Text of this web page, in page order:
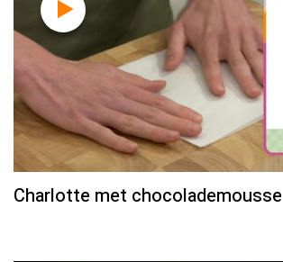
Charlotte met chocolademousse